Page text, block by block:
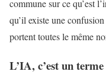
commune sur ce qu’est
qu’il existe une
portent toutes le même
L’IA, c’est un